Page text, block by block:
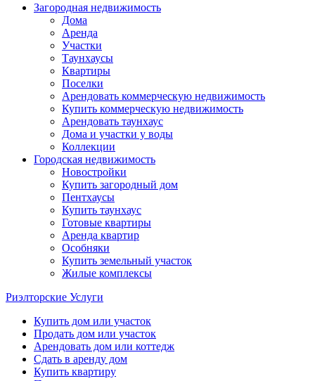
Загородная недвижимость
Дома
Аренда
Участки
Таунхаусы
Квартиры
Поселки
Арендовать коммерческую недвижимость
Купить коммерческую недвижимость
Арендовать таунхаус
Дома и участки у воды
Коллекции
Городская недвижимость
Новостройки
Купить загородный дом
Пентхаусы
Купить таунхаус
Готовые квартиры
Аренда квартир
Особняки
Купить земельный участок
Жилые комплексы
Риэлторские Услуги
Купить дом или участок
Продать дом или участок
Арендовать дом или коттедж
Сдать в аренду дом
Купить квартиру